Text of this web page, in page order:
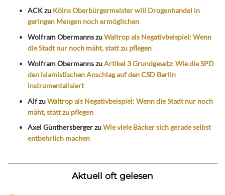
ACKzu Kölns Oberbürgermeister will Drogenhandel in
geringen Mengen noch ermöglichen
Wolfram ObermannszuWaltrop als Negativbeispiel: Wenn
die Stadt nur noch mäht, statt zu pflegen
Wolfram ObermannszuArtikel 3 Grundgesetz: Wie die SPD
den islamistischen Anschlag auf den CSD Berlin
instrumentalisiert
AlfzuWaltrop als Negativbeispiel: Wenn die Stadt nur noch
mäht, statt zu pflegen
Axel GünthersbergerzuWie viele Bäcker sich gerade selbst
entbehrlich machen
Aktuell oft gelesen